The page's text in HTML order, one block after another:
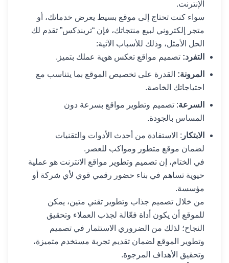
الإنترنت.
سواء كنت تحتاج إلى موقع بسيط يعرض خدماتك، أو
متجر إلكتروني لبيع منتجاتك، فإن “تريندكس” تقدم لك
الحل الأمثل، وذلك للأسباب الآتية:
التفرد: تصميم مواقع تعكس هوية عملك بتميز.
المرونة: القدرة على تخصيص الموقع بما يتناسب مع
احتياجاتك الخاصة.
السرعة: تصميم وتطوير مواقع بسرعة دون
المساس بالجودة.
الابتكار : الاستفادة من أحدث الأدوات والتقنيات
لضمان موقع متطور ومواكب للعصر.
في الختام، إن تصميم وتطوير مواقع الانترنت هو عملية
حيوية تساهم في بناء حضور رقمي قوي لأي شركة أو
مؤسسة.
من خلال تصميم جذاب وتطوير تقني متين، يمكن
للموقع أن يكون أداة فعّالة لجذب العملاء وتحقيق
النجاح؛ لذلك من الضروري الاستثمار في تصميم
وتطوير الموقع لضمان تقديم تجربة مستخدم متميزة،
وتحقيق الأهداف المرجوة.